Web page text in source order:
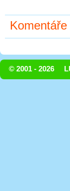
Komentáře
© 2001 - 2026